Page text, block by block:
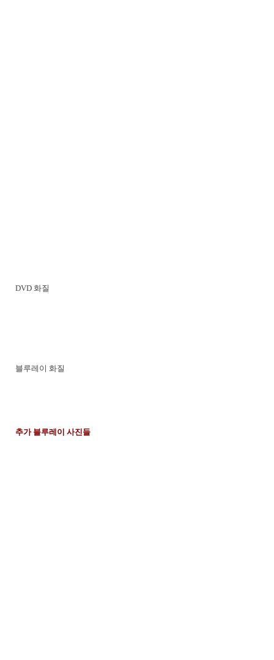
DVD 화질
블루레이 화질
추가 블루레이 사진들